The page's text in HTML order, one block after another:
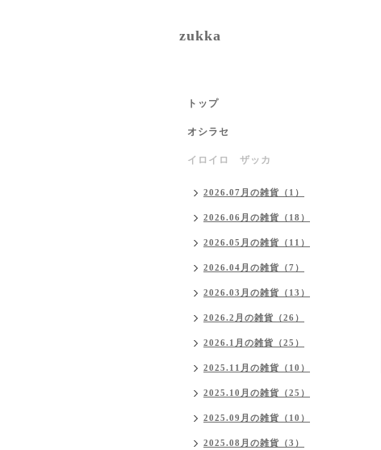
zukka
トップ
オシラセ
イロイロ ザッカ
2026.07月の雑貨（1）
2026.06月の雑貨（18）
2026.05月の雑貨（11）
2026.04月の雑貨（7）
2026.03月の雑貨（13）
2026.2月の雑貨（26）
2026.1月の雑貨（25）
2025.11月の雑貨（10）
2025.10月の雑貨（25）
2025.09月の雑貨（10）
2025.08月の雑貨（3）